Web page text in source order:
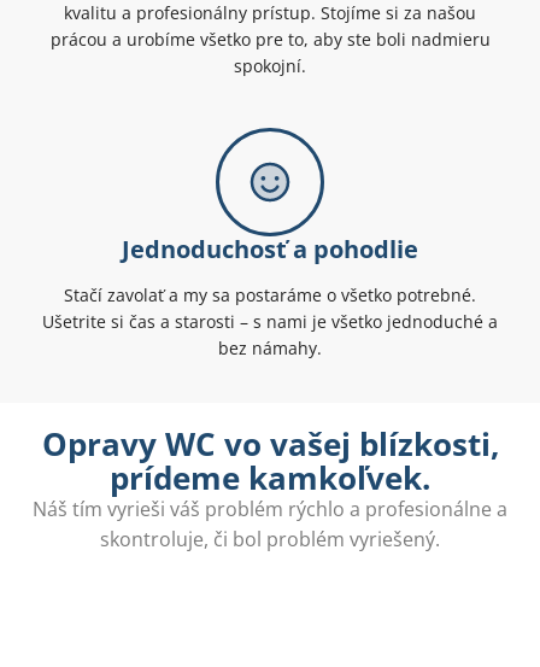
kvalitu a profesionálny prístup. Stojíme si za našou
prácou a urobíme všetko pre to, aby ste boli nadmieru
spokojní.
Jednoduchosť a pohodlie
Stačí zavolať a my sa postaráme o všetko potrebné.
Ušetrite si čas a starosti – s nami je všetko jednoduché a
bez námahy.
Opravy WC vo vašej blízkosti,
prídeme kamkoľvek.
Náš tím vyrieši váš problém rýchlo a profesionálne a
skontroluje, či bol problém vyriešený.